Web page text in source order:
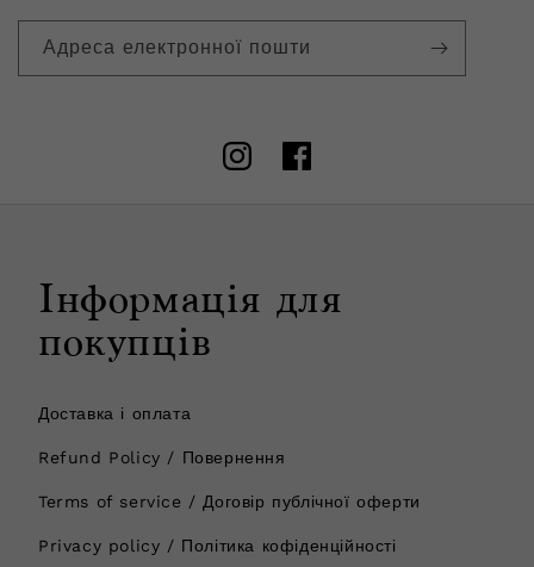
Адреса електронної пошти
InstagramFacebook
Інформація для
покупців
Доставка і оплата
Refund Policy / Повернення
Terms of service / Договір публічної оферти
Privacy policy / Політика кофіденційності